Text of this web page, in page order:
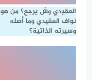
العقيدي وش يرجع؟ من هو
نواف العقيدي وما أصله
وسيرته الذاتية؟